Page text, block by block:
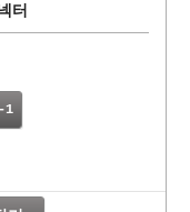
터
-1